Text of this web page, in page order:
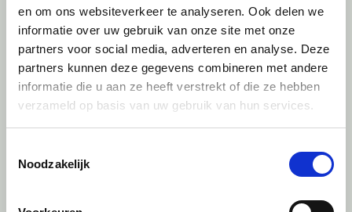
en om ons websiteverkeer te analyseren. Ook delen we
informatie over uw gebruik van onze site met onze
partners voor social media, adverteren en analyse. Deze
partners kunnen deze gegevens combineren met andere
informatie die u aan ze heeft verstrekt of die ze hebben
verzameld op basis van uw gebruik van hun services.
Noodzakelijk